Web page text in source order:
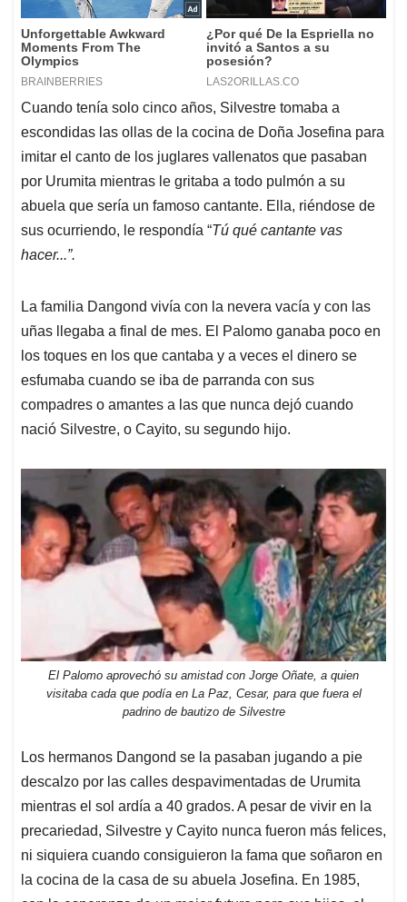
Cuando tenía solo cinco años, Silvestre tomaba a
escondidas las ollas de la cocina de Doña Josefina para
imitar el canto de los juglares vallenatos que pasaban
por Urumita mientras le gritaba a todo pulmón a su
abuela que sería un famoso cantante. Ella, riéndose de
sus ocurriendo, le respondía “Tú qué cantante vas
hacer...”.
La familia Dangond vivía con la nevera vacía y con las
uñas llegaba a final de mes. El Palomo ganaba poco en
los toques en los que cantaba y a veces el dinero se
esfumaba cuando se iba de parranda con sus
compadres o amantes a las que nunca dejó cuando
nació Silvestre, o Cayito, su segundo hijo.
El Palomo aprovechó su amistad con Jorge Oñate, a quien
visitaba cada que podía en La Paz, Cesar, para que fuera el
padrino de bautizo de Silvestre
Los hermanos Dangond se la pasaban jugando a pie
descalzo por las calles despavimentadas de Urumita
mientras el sol ardía a 40 grados. A pesar de vivir en la
precariedad, Silvestre y Cayito nunca fueron más felices,
ni siquiera cuando consiguieron la fama que soñaron en
la cocina de la casa de su abuela Josefina. En 1985,